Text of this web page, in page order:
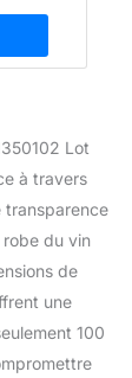
Lot
à travers
transparence
robe du vin
de
une
100